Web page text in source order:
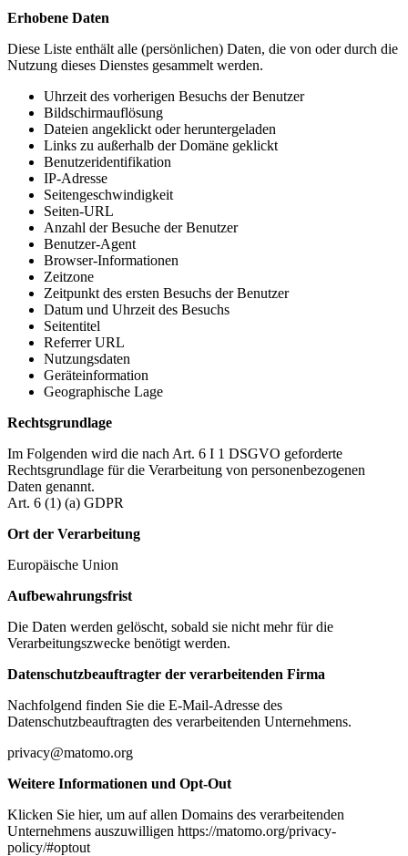
Erhobene Daten
Diese Liste enthält alle (persönlichen) Daten, die von oder durch die
Nutzung dieses Dienstes gesammelt werden.
Uhrzeit des vorherigen Besuchs der Benutzer
Bildschirmauflösung
Dateien angeklickt oder heruntergeladen
Links zu außerhalb der Domäne geklickt
Benutzeridentifikation
IP-Adresse
Seitengeschwindigkeit
Seiten-URL
Anzahl der Besuche der Benutzer
Benutzer-Agent
Browser-Informationen
Zeitzone
Zeitpunkt des ersten Besuchs der Benutzer
Datum und Uhrzeit des Besuchs
Seitentitel
Referrer URL
Nutzungsdaten
Geräteinformation
Geographische Lage
Rechtsgrundlage
Im Folgenden wird die nach Art. 6 I 1 DSGVO geforderte
Rechtsgrundlage für die Verarbeitung von personenbezogenen
Daten genannt.
Art. 6 (1) (a) GDPR
Ort der Verarbeitung
Europäische Union
Aufbewahrungsfrist
Die Daten werden gelöscht, sobald sie nicht mehr für die
Verarbeitungszwecke benötigt werden.
Datenschutzbeauftragter der verarbeitenden Firma
Nachfolgend finden Sie die E-Mail-Adresse des
Datenschutzbeauftragten des verarbeitenden Unternehmens.
privacy@matomo.org
Weitere Informationen und Opt-Out
Klicken Sie hier, um auf allen Domains des verarbeitenden
Unternehmens auszuwilligen https://matomo.org/privacy-
policy/#optout